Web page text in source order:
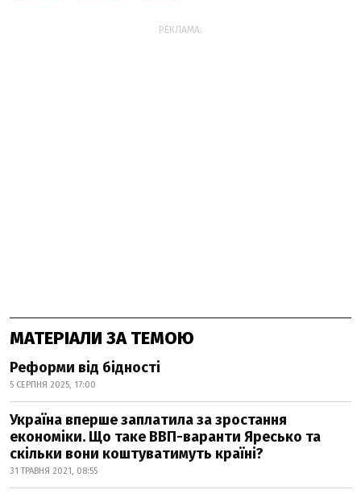
РЕКЛАМА:
МАТЕРІАЛИ ЗА ТЕМОЮ
Реформи від бідності
5 СЕРПНЯ 2025, 17:00
Україна вперше заплатила за зростання
економіки. Що таке ВВП-варанти Яресько та
скільки вони коштуватимуть країні?
31 ТРАВНЯ 2021, 08:55